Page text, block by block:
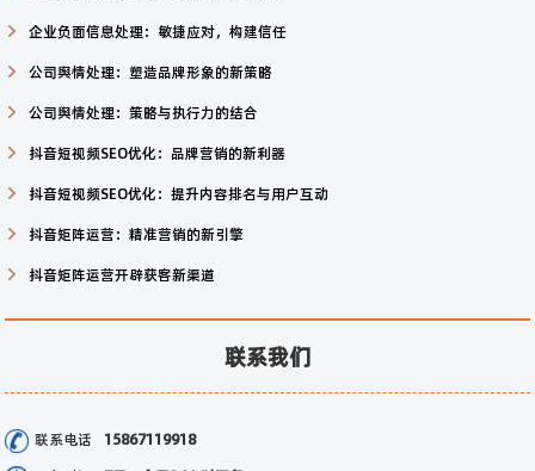
企业负面信息处理：敏捷应对，构建信任
公司舆情处理：塑造品牌形象的新策略
公司舆情处理：策略与执行力的结合
抖音短视频SEO优化：品牌营销的新利器
抖音短视频SEO优化：提升内容排名与用户互动
抖音矩阵运营：精准营销的新引擎
抖音矩阵运营开辟获客新渠道
联系我们
联系电话
15867119918